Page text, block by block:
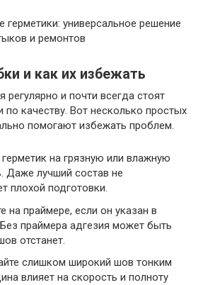
и как их избежать
и почти всегда стоят
качеству. Вот несколько простых
помогают избежать проблем.
на грязную или влажную
Даже лучший состав не
плохой подготовки.
на праймере, если он указан в
праймера адгезия может быть
отстанет.
слишком широкий шов тонким
влияет на скорость и полноту